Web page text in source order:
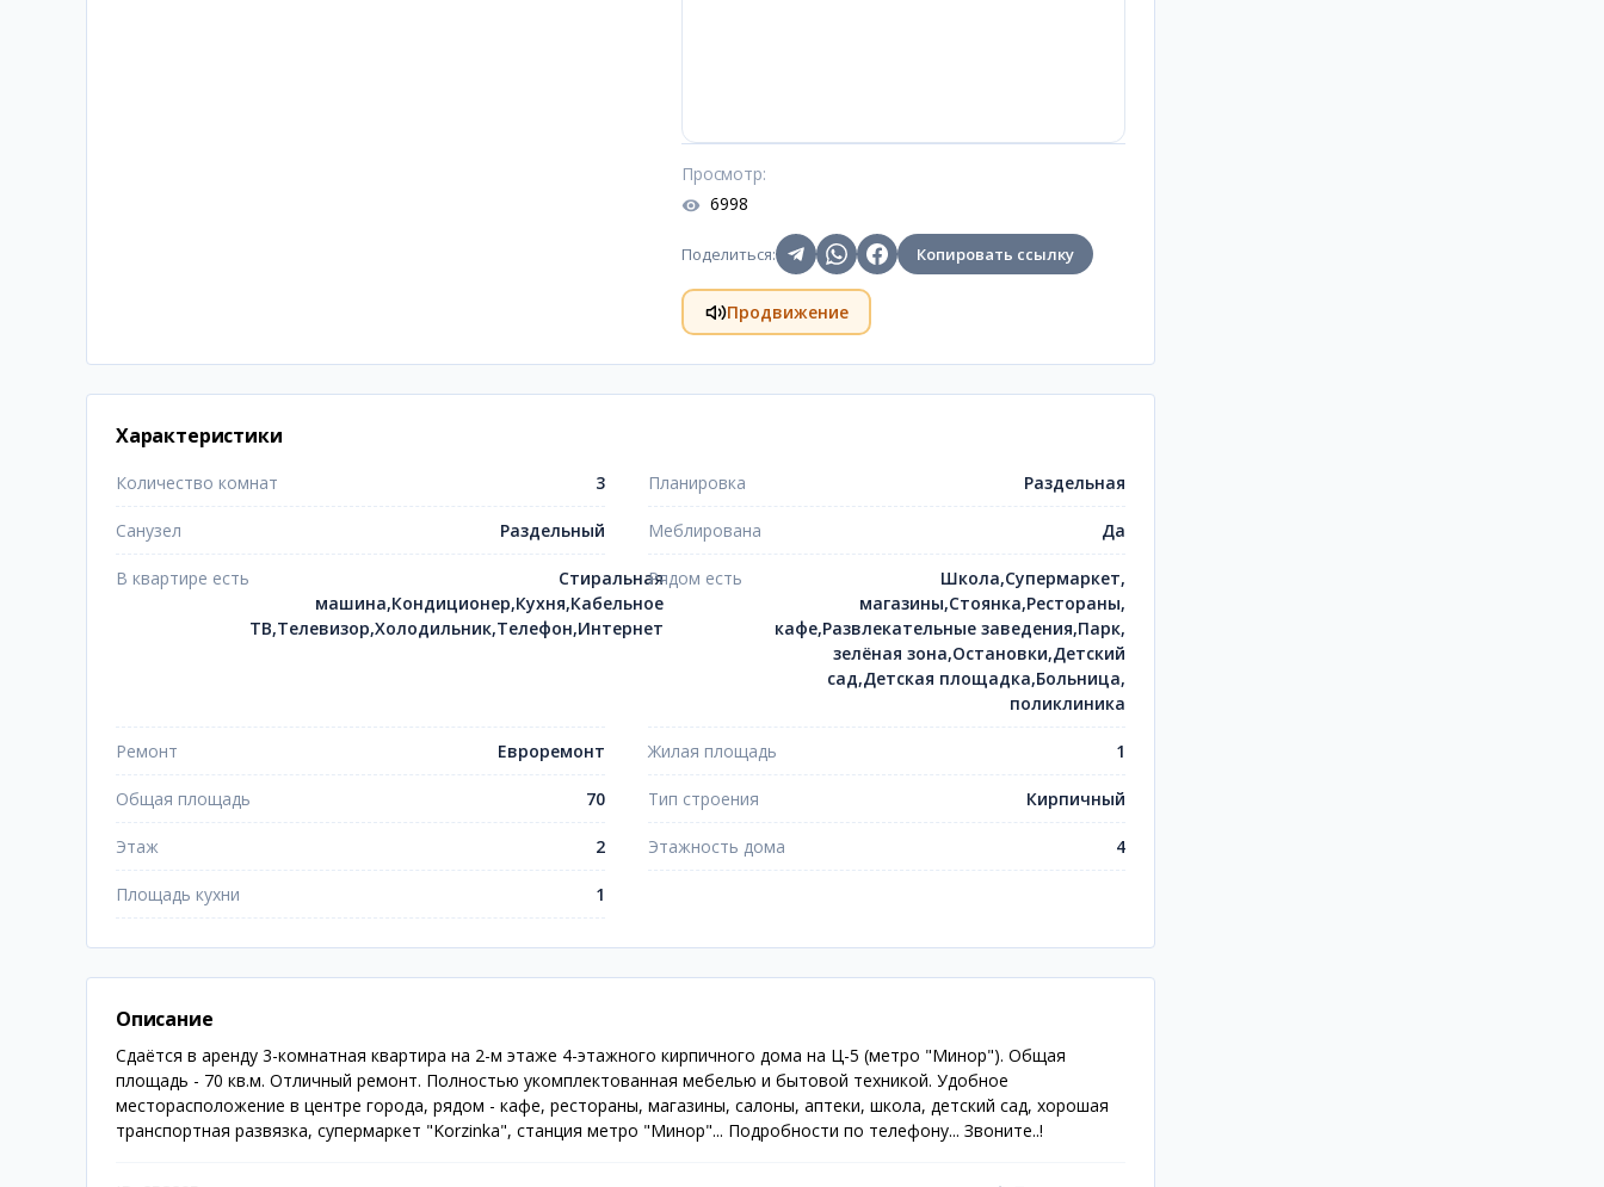
Просмотр:
6998
Поделиться: Копировать ссылку
Продвижение
Характеристики
Количество комнат 3 Планировка Раздельная
Санузел Раздельный Меблирована Да
В квартире есть
Стиральная
машина,Кондиционер,Кухня,Кабельное
ТВ,Телевизор,Холодильник,Телефон,Интернет
Рядом есть
Школа,Супермаркет,
магазины,Стоянка,Рестораны,
кафе,Развлекательные заведения,Парк,
зелёная зона,Остановки,Детский
сад,Детская площадка,Больница,
поликлиника
Ремонт Евроремонт Жилая площадь 1
Общая площадь 70 Тип строения Кирпичный
Этаж 2 Этажность дома 4
Площадь кухни 1
Описание
Сдаётся в аренду 3-комнатная квартира на 2-м этаже 4-этажного кирпичного дома на Ц-5 (метро "Минор"). Общая
площадь - 70 кв.м. Отличный ремонт. Полностью укомплектованная мебелью и бытовой техникой. Удобное
месторасположение в центре города, рядом - кафе, рестораны, магазины, салоны, аптеки, школа, детский сад, хорошая
транспортная развязка, супермаркет "Korzinka", станция метро "Минор"... Подробности по телефону... Звоните..!